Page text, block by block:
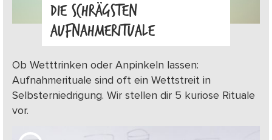
DIE SCHRÄGSTEN
AUFNAHMERITUALE
Ob Wetttrinken oder Anpinkeln lassen:
Aufnahmerituale sind oft ein Wettstreit in
Selbsterniedrigung. Wir stellen dir 5 kuriose Rituale
vor.